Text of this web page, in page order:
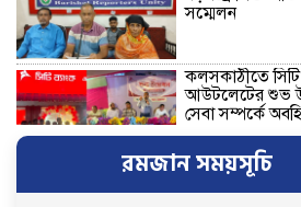
সম্মেলন
কলসকাঠীতে
আউটলেটের শুভ
সেবা সম্পর্কে
রাজাপুরে
আসর ভেঙে দিল
রমজান সময়সূচি